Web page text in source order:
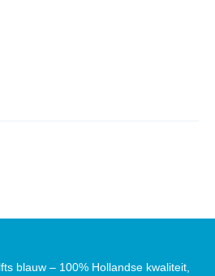
blauw – 100% Hollandse kwaliteit,